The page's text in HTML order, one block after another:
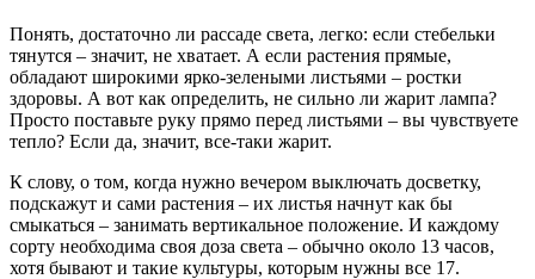
Понять, достаточно ли рассаде света, легко: если стебельки
тянутся – значит, не хватает. А если растения прямые,
обладают широкими ярко-зелеными листьями – ростки
здоровы. А вот как определить, не сильно ли жарит лампа?
Просто поставьте руку прямо перед листьями – вы чувствуете
тепло? Если да, значит, все-таки жарит.
К слову, о том, когда нужно вечером выключать досветку,
подскажут и сами растения – их листья начнут как бы
смыкаться – занимать вертикальное положение. И каждому
сорту необходима своя доза света – обычно около 13 часов,
хотя бывают и такие культуры, которым нужны все 17.